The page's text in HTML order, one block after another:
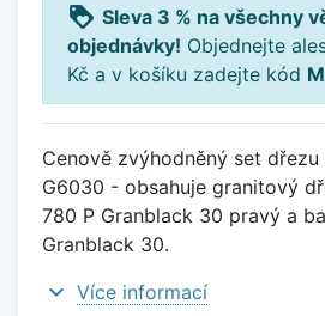
loyalty Sleva 3 % na všechny
objednávky! Objednejte
Kč a v košíku zadejte kód
Cenově zvýhodněný set
G6030 - obsahuje granitový
780 P Granblack 30 pravý a
Granblack 30.
expand_more Více informací